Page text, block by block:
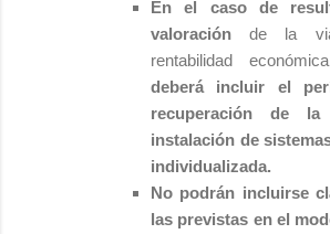
En el caso de
valoración de la
rentabilidad
deberá incluir el
recuperación de
instalación de
individualizada.
No podrán incluirse
las previstas en el